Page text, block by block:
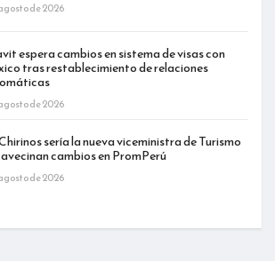
de 2026
espera cambios en sistema de visas con
tras restablecimiento de relaciones
de 2026
sería la nueva viceministra de Turismo
avecinan cambios en PromPerú
de 2026